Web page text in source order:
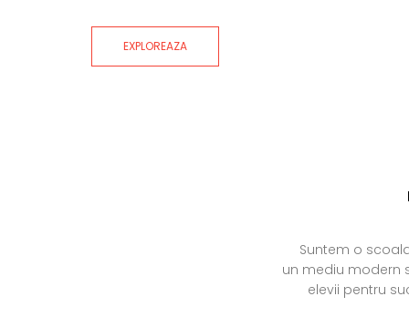
EXPLOREAZA
Suntem o
un mediu modern
elevii pentru